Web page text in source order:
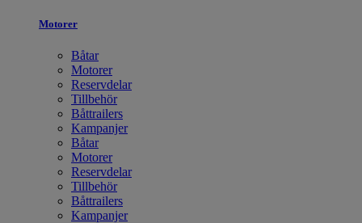
Motorer
Båtar
Motorer
Reservdelar
Tillbehör
Båttrailers
Kampanjer
Båtar
Motorer
Reservdelar
Tillbehör
Båttrailers
Kampanjer